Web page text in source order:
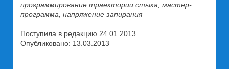
программирование траектории стыка, мастер-
программа, напряжение запирания
Поступила в редакцию 24.01.2013
Опубликовано: 13.03.2013